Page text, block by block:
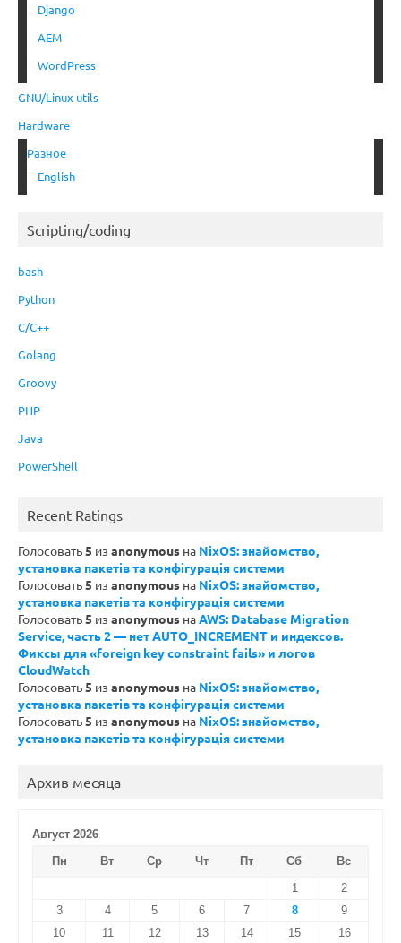
Django
AEM
WordPress
GNU/Linux utils
Hardware
Разное
English
Scripting/coding
bash
Python
C/C++
Golang
Groovy
PHP
Java
PowerShell
Recent Ratings
Голосовать5 из anonymous на NixOS: знайомство,
установка пакетів та конфігурація системи
Голосовать5 из anonymous на NixOS: знайомство,
установка пакетів та конфігурація системи
Голосовать5 из anonymous наAWS: Database Migration
Service, часть 2 — нет AUTO_INCREMENT и индексов.
Фиксы для «foreign key constraint fails» и логов
CloudWatch
Голосовать5 из anonymous на NixOS: знайомство,
установка пакетів та конфігурація системи
Голосовать5 из anonymous на NixOS: знайомство,
установка пакетів та конфігурація системи
Архив месяца
Август 2026
Пн
Вт Ср Чт Пт Сб
Вс
1
2
3
4 5 6 7 8
9
10
11 12 13 14 15 16